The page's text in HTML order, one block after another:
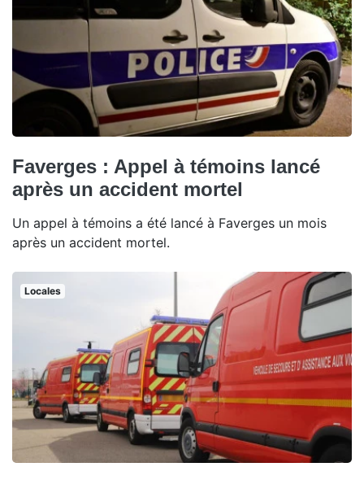
Faverges : Appel à témoins lancé
après un accident mortel
Un appel à témoins a été lancé à Faverges un mois
après un accident mortel.
Locales